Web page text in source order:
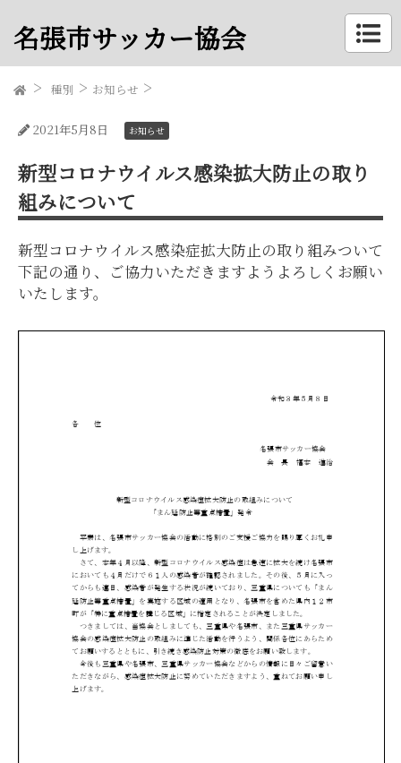
名張市サッカー協会
種別 お知らせ
2021年5月8日 お知らせ
新型コロナウイルス感染拡大防止の取り
組みについて
新型コロナウイルス感染症拡大防止の取り組みついて
下記の通り、ご協力いただきますようよろしくお願い
いたします。